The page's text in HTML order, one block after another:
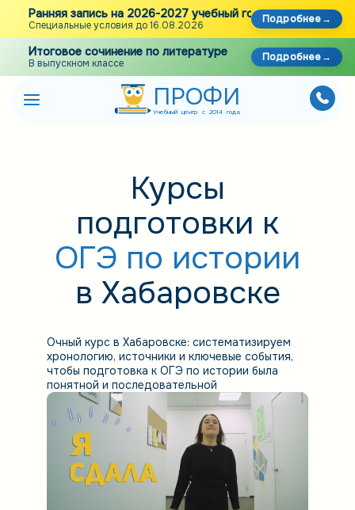
Ранняя запись на 2026-2027 учебный год
Специальные условия до 16.08.2026 Подробнее
Итоговое сочинение по литературе
В выпускном классе Подробнее
ПРОФИ
Учебный центр с 2014 года
Курсы
подготовки к
ОГЭ по истории
в Хабаровске
Очный курс в Хабаровске: систематизируем
хронологию, источники и ключевые события,
чтобы подготовка к ОГЭ по истории была
понятной и последовательной